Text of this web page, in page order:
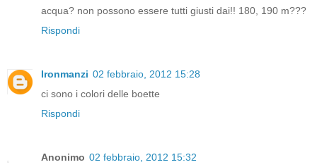
acqua? non possono essere tutti giusti dai!! 180, 190 m???
Rispondi
Ironmanzi 02 febbraio, 2012 15:28
ci sono i colori delle boette
Rispondi
Anonimo 02 febbraio, 2012 15:32